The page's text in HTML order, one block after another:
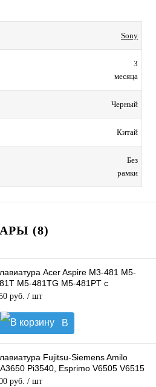
Sony
3
месяца
Черный
Китай
Без
рамки
(8)
Acer Aspire M3-481 M5-
M5-481TG M5-481PT с
руб. / шт
В
корзину
Fujitsu-Siemens Amilo
Pi3540, Esprimo V6505 V6515
руб. / шт